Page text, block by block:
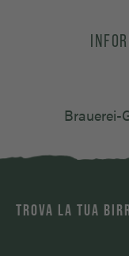
Brauerei-
TROVA LA TUA